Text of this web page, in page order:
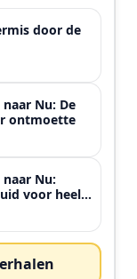
door de
Nu: De
ontmoette
naar Nu:
voor heel